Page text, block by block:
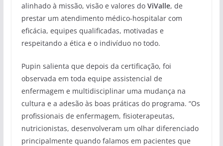
alinhado à missão, visão e valores do ViValle, de
prestar um atendimento médico-hospitalar com
eficácia, equipes qualificadas, motivadas e
respeitando a ética e o indivíduo no todo.
Pupin salienta que depois da certificação, foi
observada em toda equipe assistencial de
enfermagem e multidisciplinar uma mudança na
cultura e a adesão às boas práticas do programa. “Os
profissionais de enfermagem, fisioterapeutas,
nutricionistas, desenvolveram um olhar diferenciado
principalmente quando falamos em pacientes que